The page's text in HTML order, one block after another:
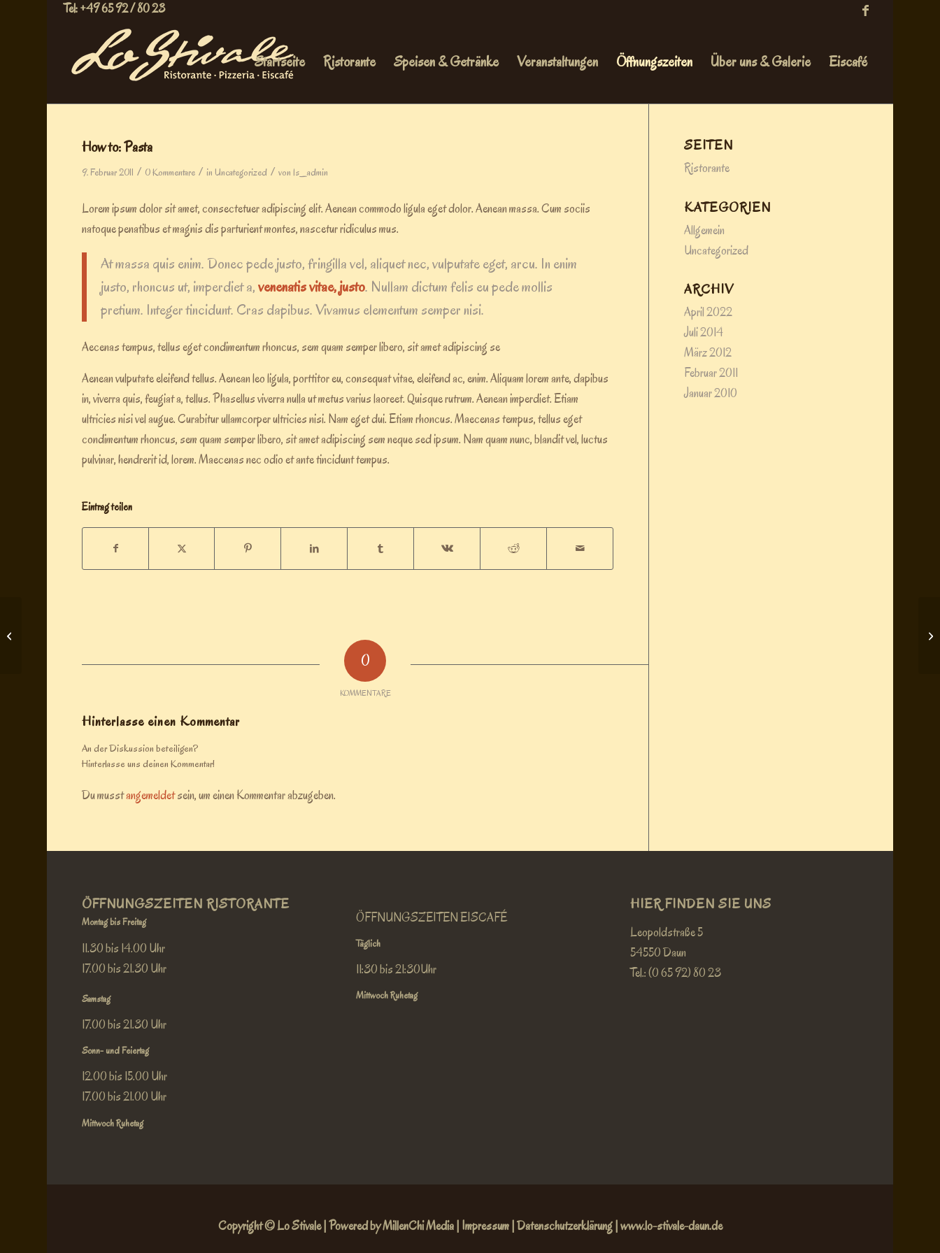
Tel: +49 65 92 / 80 23
Startseite Ristorante Speisen & Getränke Veranstaltungen Öffnungszeiten Über uns & Galerie Eiscafé
How to: Pasta
9. Februar 2011 / 0 Kommentare / in Uncategorized / von ls_admin
Lorem ipsum dolor sit amet, consectetuer adipiscing elit. Aenean commodo ligula eget dolor. Aenean massa. Cum sociis
natoque penatibus et magnis dis parturient montes, nascetur ridiculus mus.
At massa quis enim. Donec pede justo, fringilla vel, aliquet nec, vulputate eget, arcu. In enim
justo, rhoncus ut, imperdiet a,venenatis vitae, justo. Nullam dictum felis eu pede mollis
pretium. Integer tincidunt. Cras dapibus. Vivamus elementum semper nisi.
Aecenas tempus, tellus eget condimentum rhoncus, sem quam semper libero, sit amet adipiscing se
Aenean vulputate eleifend tellus. Aenean leo ligula, porttitor eu, consequat vitae, eleifend ac, enim. Aliquam lorem ante, dapibus
in, viverra quis, feugiat a, tellus. Phasellus viverra nulla ut metus varius laoreet. Quisque rutrum. Aenean imperdiet. Etiam
ultricies nisi vel augue. Curabitur ullamcorper ultricies nisi. Nam eget dui. Etiam rhoncus. Maecenas tempus, tellus eget
condimentum rhoncus, sem quam semper libero, sit amet adipiscing sem neque sed ipsum. Nam quam nunc, blandit vel, luctus
pulvinar, hendrerit id, lorem. Maecenas nec odio et ante tincidunt tempus.
Eintrag teilen
0
KOMMENTARE
Hinterlasse einen Kommentar
An der Diskussion beteiligen?
Hinterlasse uns deinen Kommentar!
Du musstangemeldetsein, um einen Kommentar abzugeben.
SEITEN
Ristorante
KATEGORIEN
Allgemein
Uncategorized
ARCHIV
April 2022
Juli 2014
März 2012
Februar 2011
Januar 2010
ÖFFNUNGSZEITEN RISTORANTE
Montag bis Freitag
11.30 bis 14.00 Uhr
17.00 bis 21.30 Uhr
Samstag
17.00 bis 21.30 Uhr
Sonn- und Feiertag
12.00 bis 15.00 Uhr
17.00 bis 21.00 Uhr
Mittwoch Ruhetag
ÖFFNUNGSZEITEN EISCAFÉ
Täglich
11:30 bis 21:30Uhr
Mittwoch Ruhetag
HIER FINDEN SIE UNS
Leopoldstraße 5
54550 Daun
Tel.: (0 65 92) 80 23
Copyright © Lo Stivale | Powered by MillenChi Media| Impressum| Datenschutzerklärung| www.lo-stivale-daun.de